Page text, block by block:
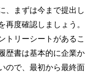
、まずは今まで提出し
再度確認しましょう。
トリーシートがあるこ
歴書は基本的に企業か
ので、最初から最終面